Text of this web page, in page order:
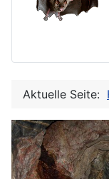
Aktuelle Seite: